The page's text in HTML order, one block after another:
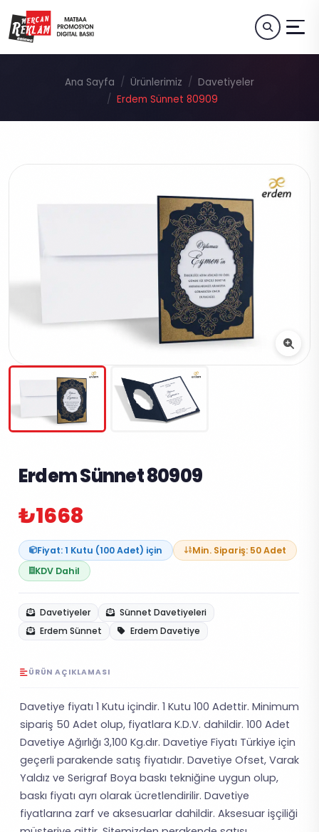
Ana Sayfa Ürünlerimiz
Davetiyeler
Erdem Sünnet 80909
Erdem Sünnet 80909
₺1668
Fiyat: 1 Kutu (100 Adet) için
Min. Sipariş: 50 Adet
KDV Dahil
Davetiyeler
Sünnet Davetiyeleri
Erdem Sünnet
Erdem Davetiye
ÜRÜN AÇIKLAMASI
Davetiye fiyatı 1 Kutu içindir. 1 Kutu 100 Adettir. Minimum
sipariş 50 Adet olup, fiyatlara K.D.V. dahildir. 100 Adet
Davetiye Ağırlığı 3,100 Kg.dır. Davetiye Fiyatı Türkiye için
geçerli parakende satış fiyatıdır. Davetiye Ofset, Varak
Yaldız ve Serigraf Boya baskı tekniğine uygun olup,
baskı fiyatı ayrı olarak ücretlendirilir. Davetiye
fiyatlarına zarf ve aksesuarlar dahildir. Aksesuar işçiliği